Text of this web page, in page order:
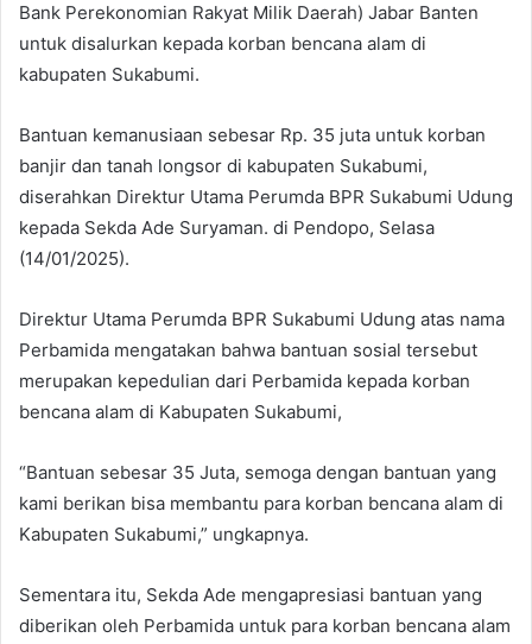
Bank Perekonomian Rakyat Milik Daerah) Jabar Banten
untuk disalurkan kepada korban bencana alam di
kabupaten Sukabumi.
Bantuan kemanusiaan sebesar Rp. 35 juta untuk korban
banjir dan tanah longsor di kabupaten Sukabumi,
diserahkan Direktur Utama Perumda BPR Sukabumi Udung
kepada Sekda Ade Suryaman. di Pendopo, Selasa
(14/01/2025).
Direktur Utama Perumda BPR Sukabumi Udung atas nama
Perbamida mengatakan bahwa bantuan sosial tersebut
merupakan kepedulian dari Perbamida kepada korban
bencana alam di Kabupaten Sukabumi,
“Bantuan sebesar 35 Juta, semoga dengan bantuan yang
kami berikan bisa membantu para korban bencana alam di
Kabupaten Sukabumi,” ungkapnya.
Sementara itu, Sekda Ade mengapresiasi bantuan yang
diberikan oleh Perbamida untuk para korban bencana alam